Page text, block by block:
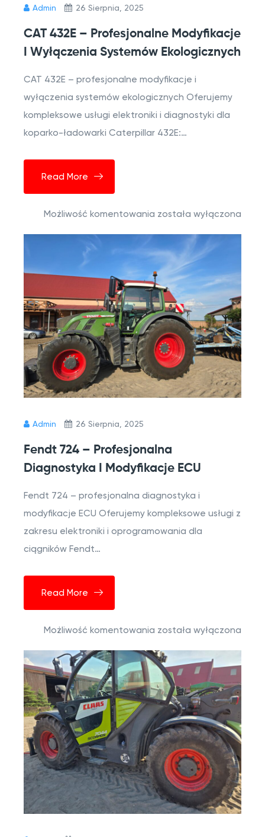
Admin 26 Sierpnia, 2025
CAT 432E – Profesjonalne Modyfikacje
I Wyłączenia Systemów Ekologicznych
CAT 432E – profesjonalne modyfikacje i
wyłączenia systemów ekologicznych Oferujemy
kompleksowe usługi elektroniki i diagnostyki dla
koparko-ładowarki Caterpillar 432E:…
Read More
Możliwość komentowania została wyłączona
Admin 26 Sierpnia, 2025
Fendt 724 – Profesjonalna
Diagnostyka I Modyfikacje ECU
Fendt 724 – profesjonalna diagnostyka i
modyfikacje ECU Oferujemy kompleksowe usługi z
zakresu elektroniki i oprogramowania dla
ciągników Fendt…
Read More
Możliwość komentowania została wyłączona